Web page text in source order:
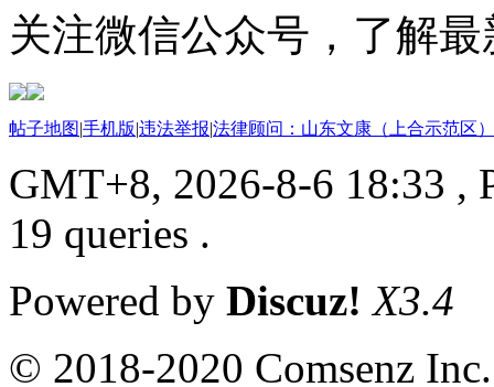
关注微信公众号，了解
帖子地图|手机版|违法举报|法律顾问：山东文康（上合示范区
GMT+8, 2026-8-6 18:33 ,
19 queries .
Powered by Discuz! X3.4
© 2018-2020 Comsenz Inc.